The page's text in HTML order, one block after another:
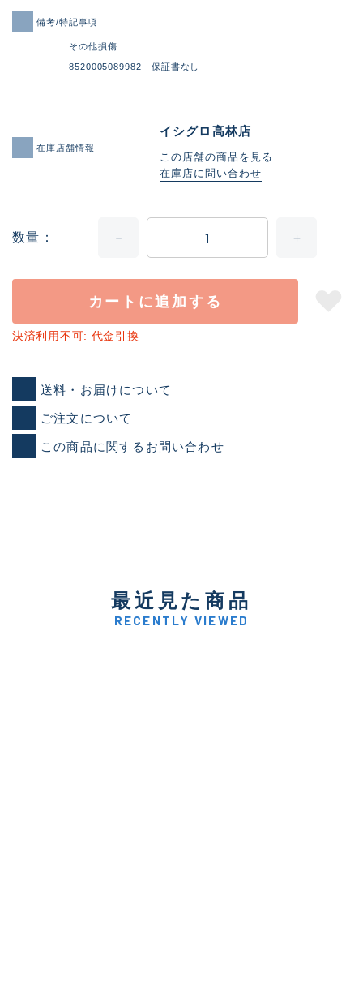
備考/特記事項
その他損傷
8520005089982 保証書なし
在庫店舗情報
イシグロ高林店
この店舗の商品を見る
在庫店に問い合わせ
数量
カートに追加する
決済利用不可: 代金引換
送料・お届けについて
ご注文について
この商品に関するお問い合わせ
最近見た商品
RECENTLY VIEWED